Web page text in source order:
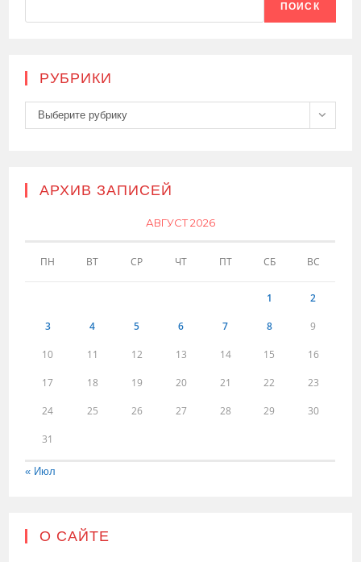
ПОИСК
РУБРИКИ
Рубрики
Выберите рубрику
АРХИВ ЗАПИСЕЙ
АВГУСТ 2026
ПН ВТ СР ЧТ ПТ СБ ВС
1 2
3 4 5 6 7 8 9
10 11 12 13 14 15 16
17 18 19 20 21 22 23
24 25 26 27 28 29 30
31
« Июл
О САЙТЕ